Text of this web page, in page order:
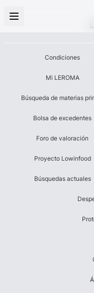
Condiciones
Mi LEROMA
Búsqueda de materias
Bolsa de excedentes
Foro de valoración
Proyecto Lowinfood
Búsquedas actuales